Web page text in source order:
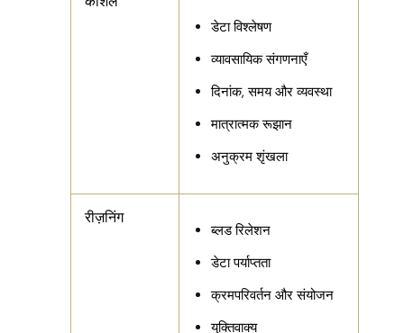
डेटा विश्लेषण
व्यावसायिक संगणनाएँ
दिनांक, समय और व्यवस्था
मात्रात्मक रूझान
अनुक्रम शृंखला
रीज़निंग
ब्लड रिलेशन
डेटा पर्याप्तता
क्रमपरिवर्तन और संयोजन
युक्तिवाक्य